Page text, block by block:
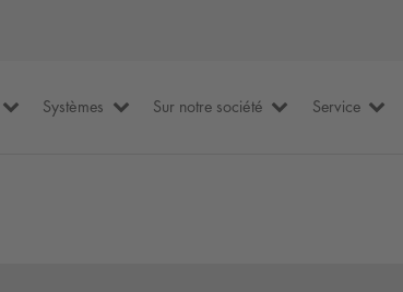
Systèmes Sur notre société Service